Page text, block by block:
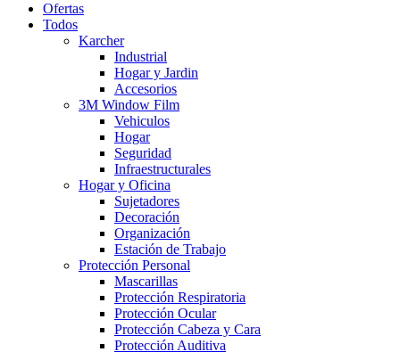
Ofertas
Todos
Karcher
Industrial
Hogar y Jardin
Accesorios
3M Window Film
Vehiculos
Hogar
Seguridad
Infraestructurales
Hogar y Oficina
Sujetadores
Decoración
Organización
Estación de Trabajo
Protección Personal
Mascarillas
Protección Respiratoria
Protección Ocular
Protección Cabeza y Cara
Protección Auditiva